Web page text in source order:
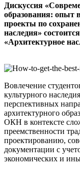
Дискуссия
образования: опыт
проекты по
наследия»
«Архитектурное
Вовлечение
культурного
перспективных
архитектурного
ОКН в контексте
преемственности
проектированию,
документации с
экономических и